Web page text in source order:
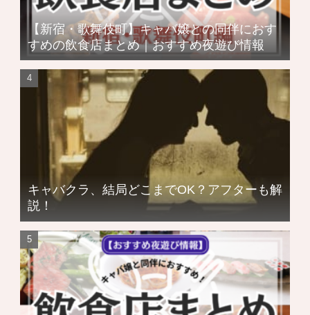
【新宿・歌舞伎町】キャバ嬢との同伴におす
すめの飲食店まとめ｜おすすめ夜遊び情報
キャバクラ、結局どこまでOK？アフターも解
説！